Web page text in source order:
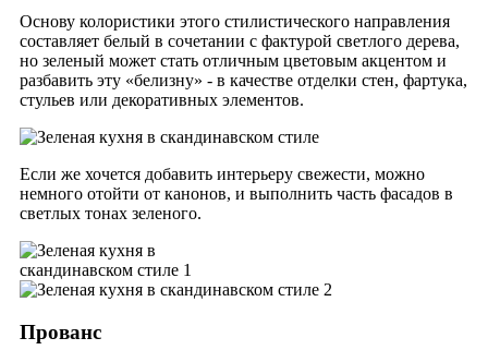
Основу колористики этого стилистического направления
составляет белый в сочетании с фактурой светлого дерева,
но зеленый может стать отличным цветовым акцентом и
разбавить эту «белизну» - в качестве отделки стен, фартука,
стульев или декоративных элементов.
Если же хочется добавить интерьеру свежести, можно
немного отойти от канонов, и выполнить часть фасадов в
светлых тонах зеленого.
Прованс